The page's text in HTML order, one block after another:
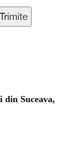
Trimite
Suceava,